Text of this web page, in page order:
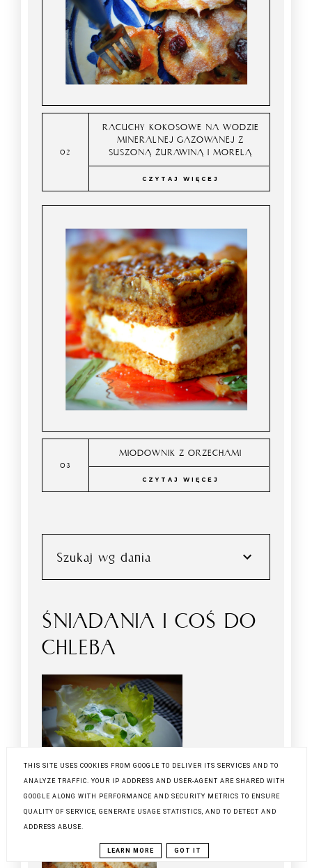
RACUCHY KOKOSOWE NA WODZIE
MINERALNEJ GAZOWANEJ Z
SUSZONĄ ŻURAWINĄ I MORELĄ
CZYTAJ WIĘCEJ
MIODOWNIK Z ORZECHAMI
CZYTAJ WIĘCEJ
Szukaj wg dania
ŚNIADANIA I COŚ DO
CHLEBA
PIECZYWO
THIS SITE USES COOKIES FROM GOOGLE TO DELIVER ITS SERVICES AND TO
ANALYZE TRAFFIC. YOUR IP ADDRESS AND USER-AGENT ARE SHARED WITH
GOOGLE ALONG WITH PERFORMANCE AND SECURITY METRICS TO ENSURE
QUALITY OF SERVICE, GENERATE USAGE STATISTICS, AND TO DETECT AND
ADDRESS ABUSE.
LEARN MORE GOT IT